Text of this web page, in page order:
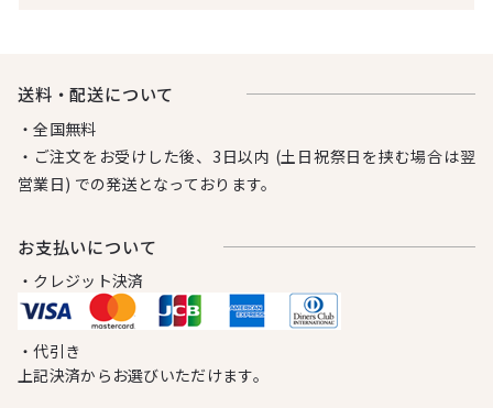
送料・配送について
・全国無料
・ご注文をお受けした後、3日以内 (土日祝祭日を挟む場合は翌
営業日) での発送となっております。
お⽀払いについて
・クレジット決済
・代引き
上記決済からお選びいただけます。